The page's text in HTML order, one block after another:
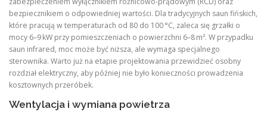
bezpiecznikiem o odpowiedniej wartości. Dla tradycyjnych saun fińskich,
które pracują w temperaturach od 80 do 100 °C, zaleca się grzałki o
mocy 6–9 kW przy pomieszczeniach o powierzchni 6–8 m². W przypadku
saun infrared, moc może być niższa, ale wymaga specjalnego
sterownika. Warto już na etapie projektowania przewidzieć osobny
rozdział elektryczny, aby później nie było konieczności prowadzenia
kosztownych przeróbek.
Wentylacja i wymiana powietrza